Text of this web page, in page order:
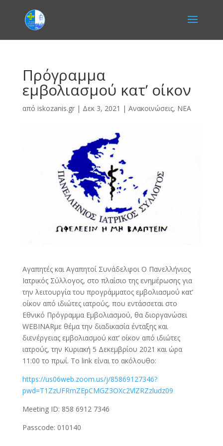
Πρόγραμμα
εμβολιασμού κατ’ οίκον
από iskozanis.gr| Δεκ 3, 2021 | Ανακοινώσεις, ΝΕΑ
Αγαπητές και Αγαπητοί Συνάδελφοι Ο Πανελλήνιος
Ιατρικός Σύλλογος, στο πλαίσιο της ενημέρωσης για
την λειτουργία του προγράμματος εμβολιασμού κατ’
οίκον από ιδιώτες ιατρούς, που εντάσσεται στο
Εθνικό Πρόγραμμα Εμβολιασμού, θα διοργανώσει
WEBINARμε θέμα την διαδικασία ένταξης και
διενέργειας εμβολιασμού κατ’ οίκον από ιδιώτες
ιατρούς, την Κυριακή 5 Δεκεμβρίου 2021 και ώρα
11:00 το πρωί. Το link είναι το ακόλουθο:
https://us06web.zoom.us/j/85869127346?
pwd=T1ZzUFRmZEpCMGZ3OXc2VlZRZzludz09
Meeting ID: 858 6912 7346
Passcode: 010140